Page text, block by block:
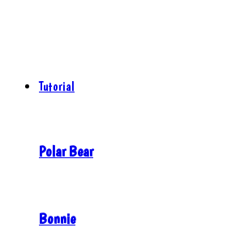
Tutorial
Polar Bear
Bonnie